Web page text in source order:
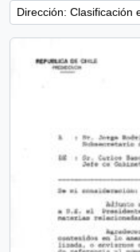
Dirección: Clasificación